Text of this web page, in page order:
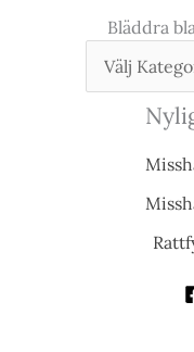
Bläddra